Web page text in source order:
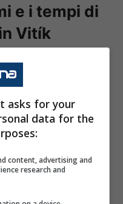
e i tempi di
Vitík
Praga
strumentali, i
distorsivo alla
a stare ai
a riguardo: “
sottoposto hanno
asks for your
data for the
content, advertising and
research and